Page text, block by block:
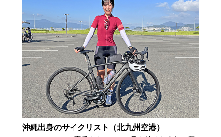
沖縄出身のサイクリスト（北九州空港）